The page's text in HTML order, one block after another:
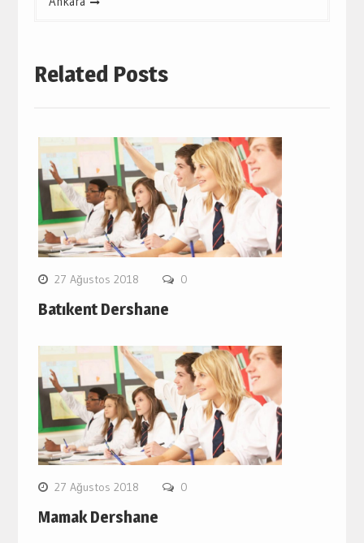
Related Posts
27 Ağustos 2018 0
Batıkent Dershane
27 Ağustos 2018 0
Mamak Dershane